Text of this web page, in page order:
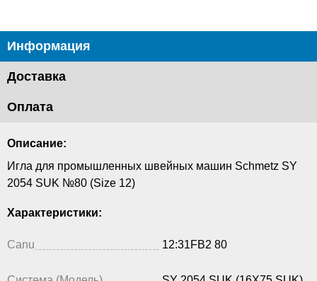
Информация
Доставка
Оплата
Описание:
Игла для промышленных швейных машин Schmetz SY
2054 SUK №80 (Size 12)
Характеристики:
Canu 12:31FB2 80